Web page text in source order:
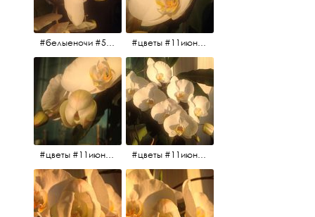
#белыеночи #5утра #11июня2017 #цветы #цветы #11июня2017 #5утра #белыеночи
#цветы #11июня2017 #цветы #11июня2017